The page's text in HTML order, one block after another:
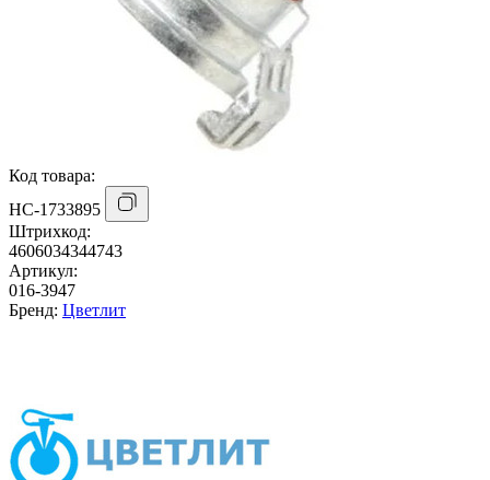
Код товара:
НС-1733895
Штрихкод:
4606034344743
Артикул:
016-3947
Бренд: Цветлит